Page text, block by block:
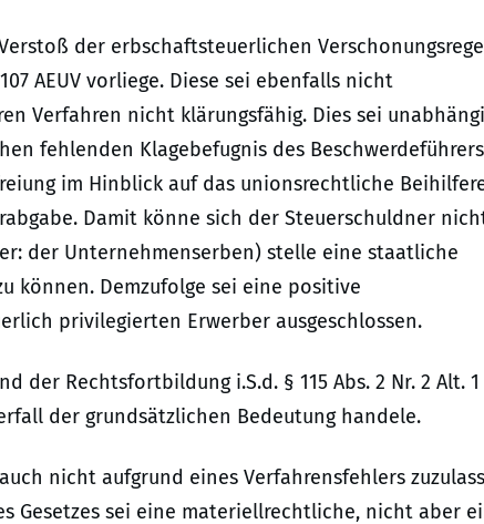
der erbschaftsteuerlichen
AEUV vorliege. Diese sei ebenfalls nicht
Verfahren nicht klärungsfähig. Dies sei
fehlenden Klagebefugnis des
im Hinblick auf das unionsrechtliche
Damit könne sich der Steuerschuldner
der Unternehmenserben) stelle eine staatliche
können. Demzufolge sei eine positive
privilegierten Erwerber ausgeschlossen.
der Rechtsfortbildung i.S.d. § 115 Abs. 2 Nr. 2 Alt. 1
der grundsätzlichen Bedeutung handele.
nicht aufgrund eines Verfahrensfehlers
Gesetzes sei eine materiellrechtliche, nicht aber